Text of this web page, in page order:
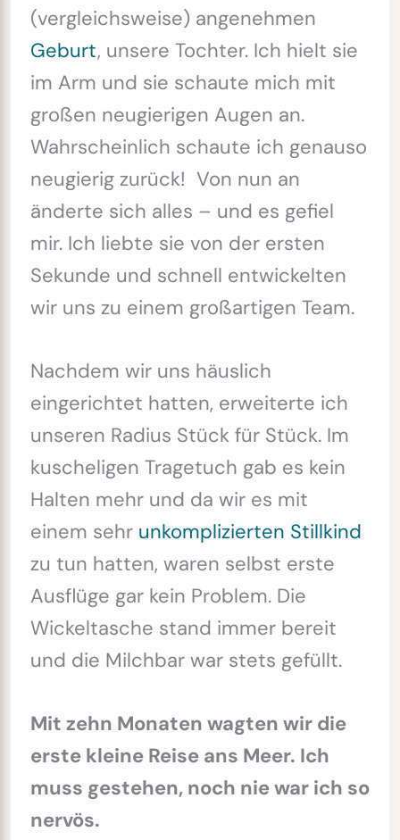
(vergleichsweise) angenehmen
Geburt, unsere Tochter. Ich hielt sie
im Arm und sie schaute mich mit
großen neugierigen Augen an.
Wahrscheinlich schaute ich genauso
neugierig zurück! Von nun an
änderte sich alles – und es gefiel
mir. Ich liebte sie von der ersten
Sekunde und schnell entwickelten
wir uns zu einem großartigen Team.
Nachdem wir uns häuslich
eingerichtet hatten, erweiterte ich
unseren Radius Stück für Stück. Im
kuscheligen Tragetuch gab es kein
Halten mehr und da wir es mit
einem sehr unkomplizierten Stillkind
zu tun hatten, waren selbst erste
Ausflüge gar kein Problem. Die
Wickeltasche stand immer bereit
und die Milchbar war stets gefüllt.
Mit zehn Monaten wagten wir die
erste kleine Reise ans Meer. Ich
muss gestehen, noch nie war ich so
nervös.